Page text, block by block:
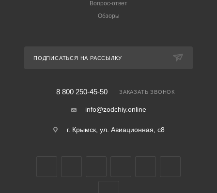
Вопрос-ответ
Обзоры
ПОДПИСАТЬСЯ НА РАССЫЛКУ
8 800 250-45-50 ЗАКАЗАТЬ ЗВОНОК
info@zodchiy.online
г. Крымск, ул. Авиационная, с8